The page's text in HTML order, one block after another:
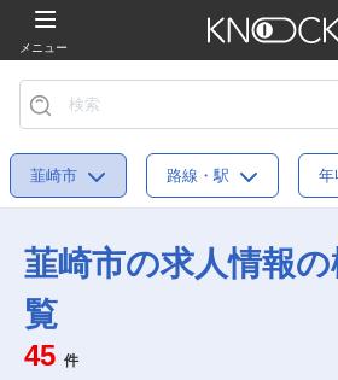
メニュー
韮崎市 路線・駅 年
韮崎市の求人情報
覧
45 件